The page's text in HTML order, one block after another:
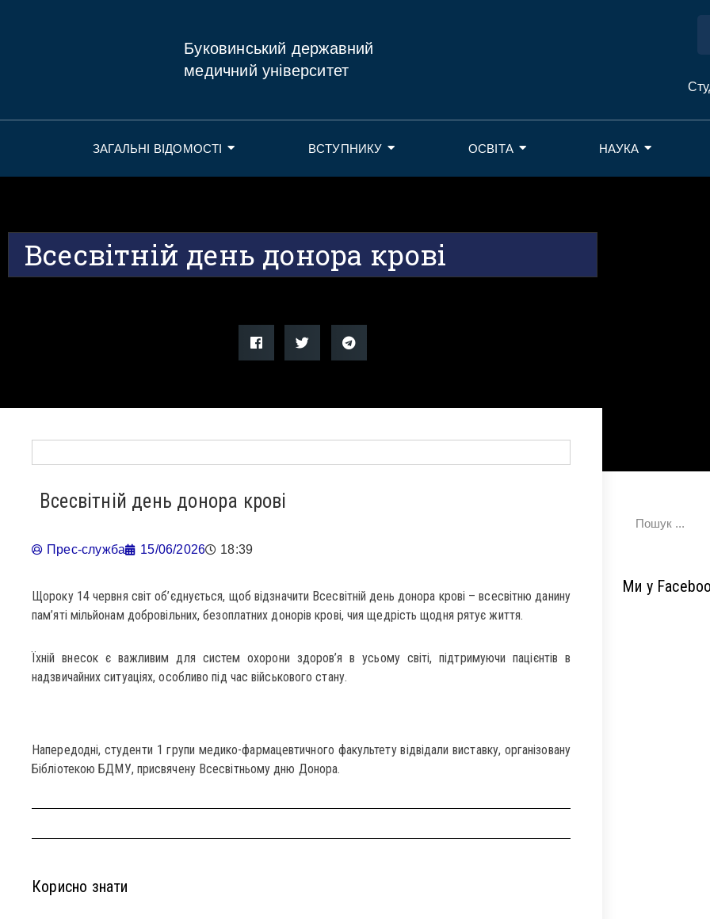
Буковинський державний
медичний університет
ЗАГАЛЬНІ ВІДОМОСТІ ВСТУПНИКУ ОСВІТА НАУКА
Всесвітній день донора крові
Всесвітній день донора крові
Прес-служба 15/06/2026 18:39
Щороку 14 червня світ об’єднується, щоб відзначити Всесвітній день донора крові – всесвітню данину
пам’яті мільйонам добровільних, безоплатних донорів крові, чия щедрість щодня рятує життя.
Їхній внесок є важливим для систем охорони здоров’я в усьому світі, підтримуючи пацієнтів в
надзвичайних ситуаціях, особливо під час військового стану.
Напередодні, студенти 1 групи медико-фармацевтичного факультету відвідали виставку, організовану
Бібліотекою БДМУ, присвячену Всесвітньому дню Донора.
Корисно знати
Ми у